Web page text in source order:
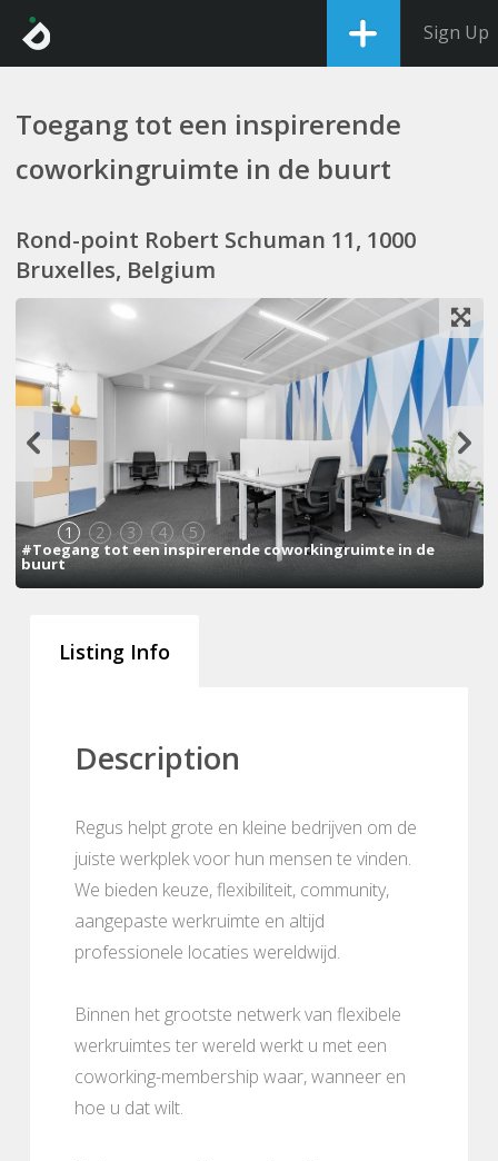
Sign Up
Toegang tot een inspirerende
coworkingruimte in de buurt
Rond-point Robert Schuman 11, 1000
Bruxelles, Belgium
1 2 3 4 5
#Toegang tot een inspirerende coworkingruimte in de
buurt
Listing Info
Description
Regus helpt grote en kleine bedrijven om de
juiste werkplek voor hun mensen te vinden.
We bieden keuze, flexibiliteit, community,
aangepaste werkruimte en altijd
professionele locaties wereldwijd.
Binnen het grootste netwerk van flexibele
werkruimtes ter wereld werkt u met een
coworking-membership waar, wanneer en
hoe u dat wilt.